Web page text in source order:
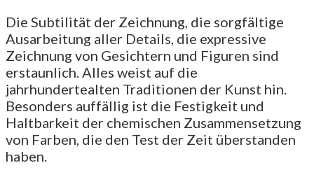
Die Subtilität der Zeichnung, die sorgfältige
Ausarbeitung aller Details, die expressive
Zeichnung von Gesichtern und Figuren sind
erstaunlich. Alles weist auf die
jahrhundertealten Traditionen der Kunst hin.
Besonders auffällig ist die Festigkeit und
Haltbarkeit der chemischen Zusammensetzung
von Farben, die den Test der Zeit überstanden
haben.